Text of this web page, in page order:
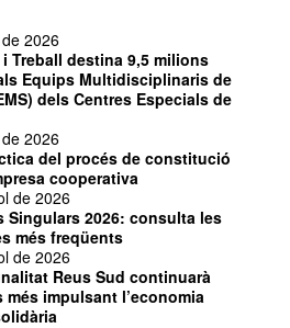
i Treball destina 9,5 milions
Equips Multidisciplinaris de
dels Centres Especials de
2026
del procés de constitució
cooperativa
2026
Singulars 2026: consulta les
més freqüents
de 2026
Reus Sud continuarà
més impulsant l’economia
de 2026